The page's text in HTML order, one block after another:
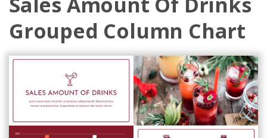
Grouped Column Chart